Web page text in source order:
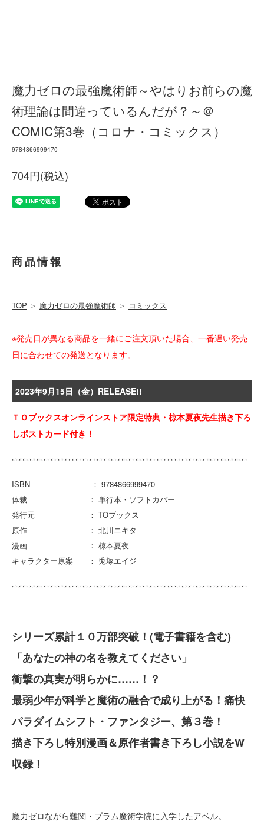
魔力ゼロの最強魔術師～やはりお前らの魔
術理論は間違っているんだが？～＠
COMIC第3巻（コロナ・コミックス）
9784866999470
704円(税込)
商品情報
TOP ＞ 魔力ゼロの最強魔術師 ＞ コミックス
※発売日が異なる商品を一緒にご注文頂いた場合、一番遅い発売
日に合わせての発送となります。
2023年9月15日（金）RELEASE!!
ＴＯブックスオンラインストア限定特典・椋本夏夜先生描き下ろ
しポストカード付き！
ISBN ： 9784866999470
体裁 ： 単行本・ソフトカバー
発行元 ： TOブックス
原作 ： 北川ニキタ
漫画 ： 椋本夏夜
キャラクター原案 ： 兎塚エイジ
シリーズ累計１０万部突破！(電子書籍を含む)
「あなたの神の名を教えてください」
衝撃の真実が明らかに……！？
最弱少年が科学と魔術の融合で成り上がる！痛快
パラダイムシフト・ファンタジー、第３巻！
描き下ろし特別漫画＆原作者書き下ろし小説をW
収録！
魔力ゼロながら難関・プラム魔術学院に入学したアベル。